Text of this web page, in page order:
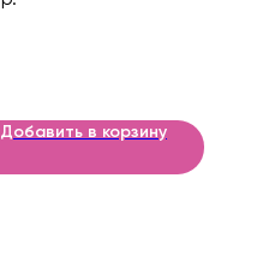
Добавить в корзину